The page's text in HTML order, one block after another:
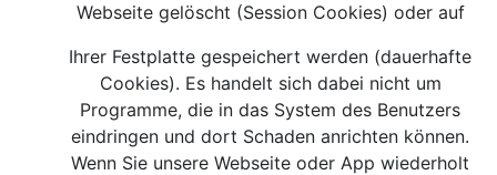
Webseite gelöscht (Session Cookies) oder auf
Ihrer Festplatte gespeichert werden (dauerhafte
Cookies). Es handelt sich dabei nicht um
Programme, die in das System des Benutzers
eindringen und dort Schaden anrichten können.
Wenn Sie unsere Webseite oder App wiederholt